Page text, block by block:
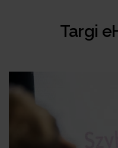
Targi